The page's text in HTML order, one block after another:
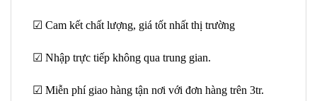
☑ Cam kết chất lượng, giá tốt nhất thị trường
☑ Nhập trực tiếp không qua trung gian.
☑ Miễn phí giao hàng tận nơi với đơn hàng trên 3tr.